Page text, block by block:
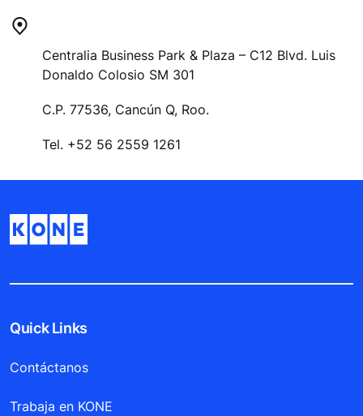
Centralia Business Park & Plaza – C12 Blvd. Luis
Donaldo Colosio SM 301
C.P. 77536, Cancún Q, Roo.
Tel. +52 56 2559 1261
Quick Links
Contáctanos
Trabaja en KONE